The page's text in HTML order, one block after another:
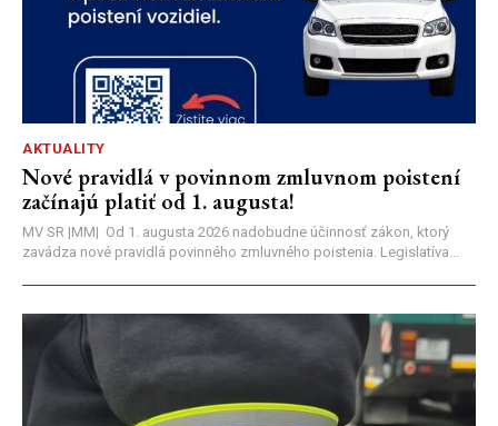
AKTUALITY
Nové pravidlá v povinnom zmluvnom poistení
začínajú platiť od 1. augusta!
MV SR |MM| Od 1. augusta 2026 nadobudne účinnosť zákon, ktorý
zavádza nové pravidlá povinného zmluvného poistenia. Legislatíva...